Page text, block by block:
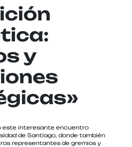
y
este interesante encuentro
de Santiago, donde también
representantes de gremios y